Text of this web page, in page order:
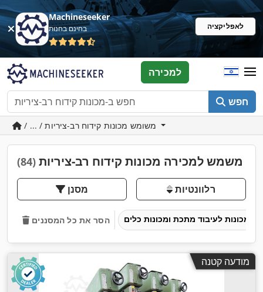
Machineseeker
בחינם בחנות לאפליקציה
חפש
למכירה
משמש למכירה מכונות קידוח רב-ציריות (84)
מסנן רלוונטיות
הסר את כל המסננים
מודעה קטנה